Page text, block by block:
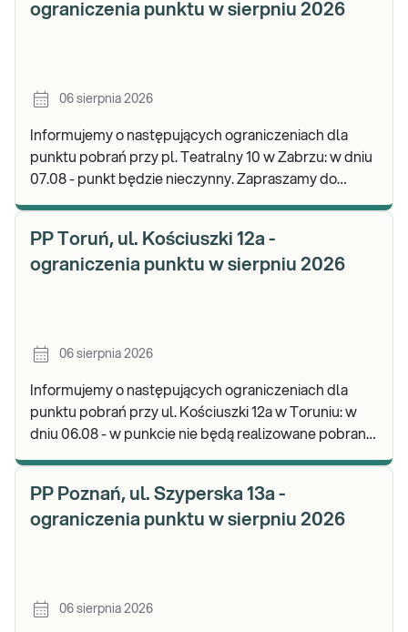
ograniczenia punktu w sierpniu 2026
06 sierpnia 2026
Informujemy o następujących ograniczeniach dla
punktu pobrań przy pl. Teatralny 10 w Zabrzu: w dniu
07.08 - punkt będzie nieczynny. Zapraszamy do
PP Toruń, ul. Kościuszki 12a -
ograniczenia punktu w sierpniu 2026
06 sierpnia 2026
Informujemy o następujących ograniczeniach dla
punktu pobrań przy ul. Kościuszki 12a w Toruniu: w
dniu 06.08 - w punkcie nie będą realizowane pobrania
PP Poznań, ul. Szyperska 13a -
ograniczenia punktu w sierpniu 2026
06 sierpnia 2026